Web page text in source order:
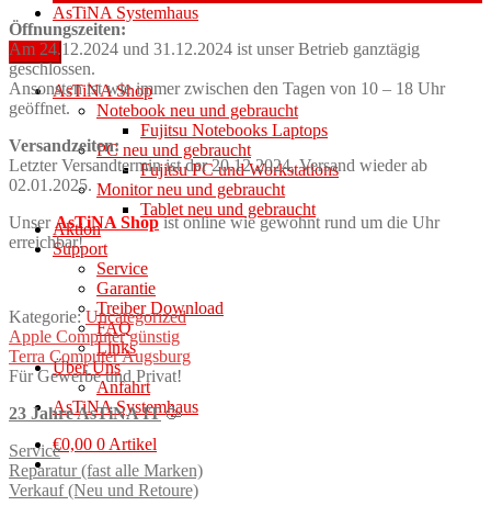
AsTiNA Systemhaus
Menü
AsTiNA Shop
Notebook neu und gebraucht
Fujitsu Notebooks Laptops
PC neu und gebraucht
Fujitsu PC und Workstations
Monitor neu und gebraucht
Tablet neu und gebraucht
Aktion
Support
Service
Garantie
Treiber Download
FAQ
Links
Über Uns
Anfahrt
AsTiNA Systemhaus
€0,00 0 Artikel
Öffnungszeiten:
Am 24.12.2024 und 31.12.2024 ist unser Betrieb ganztägig
geschlossen.
Ansonsten ist wie immer zwischen den Tagen von 10 – 18 Uhr
geöffnet.
Versandzeiten:
Letzter Versandtermin ist der 20.12.2024, Versand wieder ab
02.01.2025.
Unser AsTiNA Shopist online wie gewohnt rund um die Uhr
erreichbar!
Kategorie:Uncategorized
Beitragsnavigation
Vorheriger
Beitrag:
Apple Computer günstig
Nächster
Beitrag:
Terra Computer Augsburg
Für Gewerbe und Privat!
23 Jahre AsTiNA IT🥳
Service
Reparatur (fast alle Marken)
Verkauf (Neu und Retoure)